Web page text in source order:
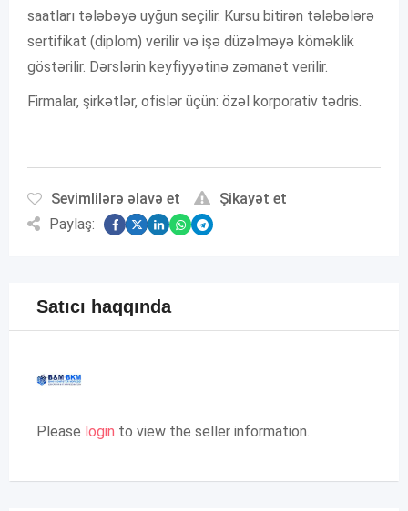
saatları tələbəyə uyğun seçilir. Kursu bitirən tələbələrə
sertifikat (diplom) verilir və işə düzəlməyə köməklik
göstərilir. Dərslərin keyfiyyətinə zəmanət verilir.
Firmalar, şirkətlər, ofislər üçün: özəl korporativ tədris.
Sevimlilərə əlavə et
Şikayət et
Paylaş:
Satıcı haqqında
Please login to view the seller information.